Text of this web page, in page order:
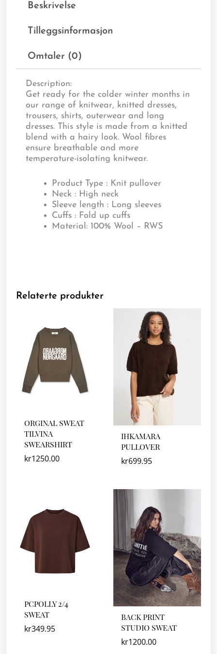
Beskrivelse
Tilleggsinformasjon
Omtaler (0)
Description:
Get ready for the colder winter months in
our range of knitwear, knitted dresses,
trousers, shirts, outerwear and long
dresses. This style is made from a knitted
blend with a hairy look. Wool fibres
ensure breathable and more
temperature-isolating knitwear.
Product Type : Knit pullover
Neck : High neck
Sleeve length : Long sleeves
Cuffs : Fold up cuffs
Material: 100% Wool – RWS
Relaterte produkter
ORGINAL SWEAT
TILVINA
SWEARSHIRT
kr1250.00
IHKAMARA
PULLOVER
kr699.95
PCPOLLY 2/4
SWEAT
kr349.95
BACK PRINT
STUDIO SWEAT
kr1200.00